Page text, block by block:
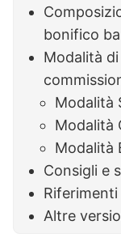
bonifico
Modalità
Modalità
Modalità
Modalità
Consigli e
Riferimenti
Altre